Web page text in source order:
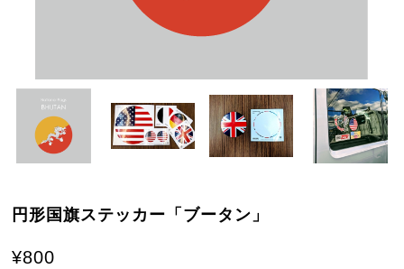
円形国旗ステッカー「ブータン」
¥800